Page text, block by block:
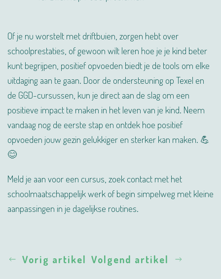
Of je nu worstelt met driftbuien, zorgen hebt over
schoolprestaties, of gewoon wilt leren hoe je je kind beter
kunt begrijpen, positief opvoeden biedt je de tools om elke
uitdaging aan te gaan. Door de ondersteuning op Texel en
de GGD-cursussen, kun je direct aan de slag om een
positieve impact te maken in het leven van je kind. Neem
vandaag nog de eerste stap en ontdek hoe positief
opvoeden jouw gezin gelukkiger en sterker kan maken. 💪
😊
Meld je aan voor een cursus, zoek contact met het
schoolmaatschappelijk werk of begin simpelweg met kleine
aanpassingen in je dagelijkse routines.
Vorig artikel Volgend artikel